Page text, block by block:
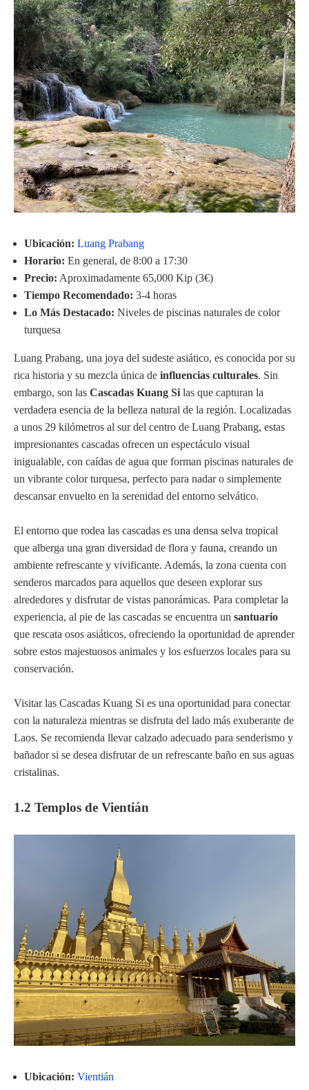
Ubicación: Luang Prabang
Horario: En general, de 8:00 a 17:30
Precio: Aproximadamente 65,000 Kip (3€)
Tiempo Recomendado: 3-4 horas
Lo Más Destacado: Niveles de piscinas naturales de color
turquesa
Luang Prabang, una joya del sudeste asiático, es conocida por su
rica historia y su mezcla única de influencias culturales. Sin
embargo, son las Cascadas Kuang Si las que capturan la
verdadera esencia de la belleza natural de la región. Localizadas
a unos 29 kilómetros al sur del centro de Luang Prabang, estas
impresionantes cascadas ofrecen un espectáculo visual
inigualable, con caídas de agua que forman piscinas naturales de
un vibrante color turquesa, perfecto para nadar o simplemente
descansar envuelto en la serenidad del entorno selvático.
El entorno que rodea las cascadas es una densa selva tropical
que alberga una gran diversidad de flora y fauna, creando un
ambiente refrescante y vivificante. Además, la zona cuenta con
senderos marcados para aquellos que deseen explorar sus
alrededores y disfrutar de vistas panorámicas. Para completar la
experiencia, al pie de las cascadas se encuentra un santuario
que rescata osos asiáticos, ofreciendo la oportunidad de aprender
sobre estos majestuosos animales y los esfuerzos locales para su
conservación.
Visitar las Cascadas Kuang Si es una oportunidad para conectar
con la naturaleza mientras se disfruta del lado más exuberante de
Laos. Se recomienda llevar calzado adecuado para senderismo y
bañador si se desea disfrutar de un refrescante baño en sus aguas
cristalinas.
1.2 Templos de Vientián
Ubicación: Vientián